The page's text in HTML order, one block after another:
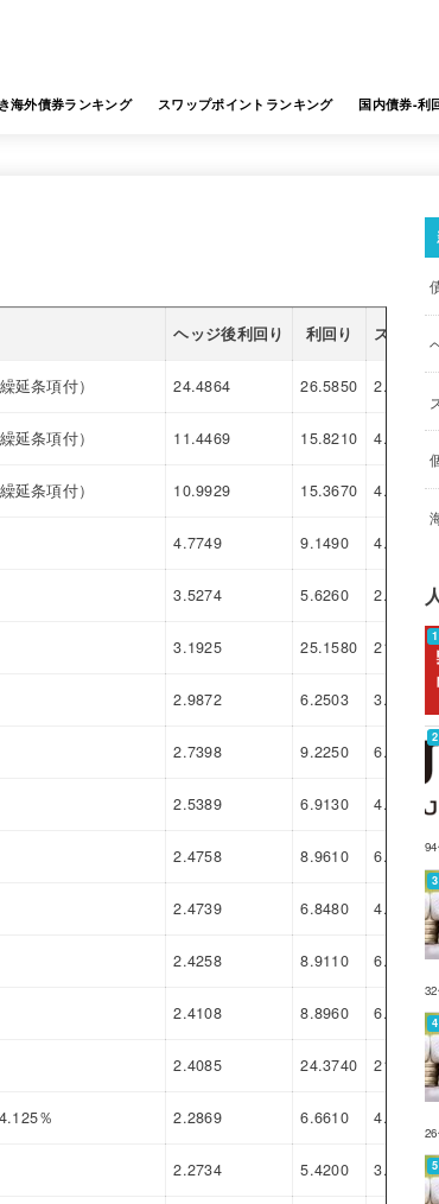
海外債券ランキング スワップポイントランキング 国内債券-利
ヘッジ後利回り 利回り スワッ
延条項付） 24.4864 26.5850 2.0986
延条項付） 11.4469 15.8210 4.3741
延条項付） 10.9929 15.3670 4.3741
4.7749 9.1490 4.3741
3.5274 5.6260 2.0986
3.1925 25.1580 21.9655
2.9872 6.2503 3.2631
2.7398 9.2250 6.4852
2.5389 6.9130 4.3741
2.4758 8.9610 6.4852
2.4739 6.8480 4.3741
2.4258 8.9110 6.4852
2.4108 8.8960 6.4852
2.4085 24.3740 21.9655
％ 2.2869 6.6610 4.3741
2.2734 5.4200 3.1466